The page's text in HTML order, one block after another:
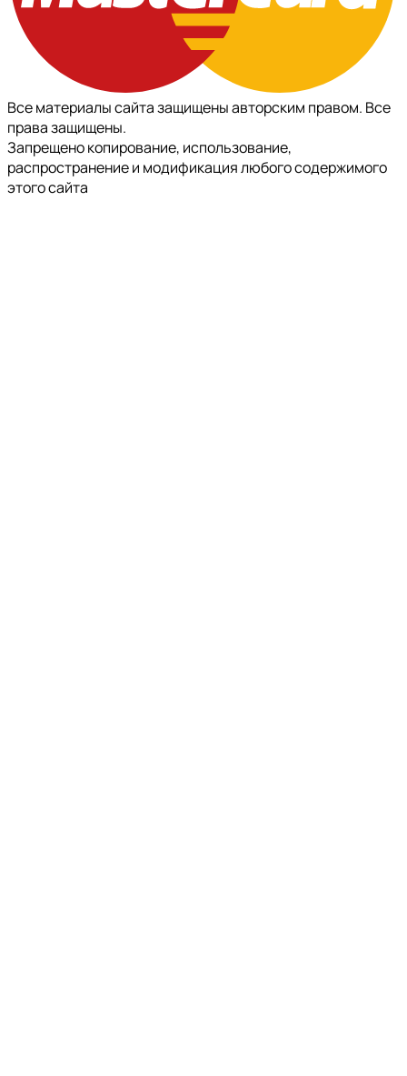
Все материалы сайта защищены авторским правом. Все
права защищены.
Запрещено копирование, использование,
распространение и модификация любого содержимого
этого сайта